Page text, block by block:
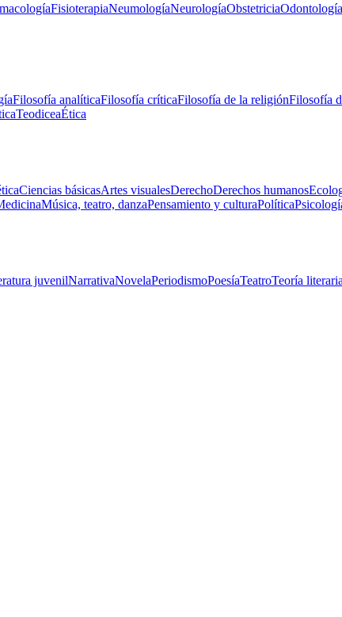
FisioterapiaNeumologíaNeurologíaObstetriciaOdontología
Filosofía analíticaFilosofía críticaFilosofía de la religiónFilosofía
TeodiceaÉtica
Ciencias básicasArtes visualesDerechoDerechos humanos
Música, teatro, danzaPensamiento y culturaPolítica
juvenilNarrativaNovelaPeriodismoPoesíaTeatroTeoría